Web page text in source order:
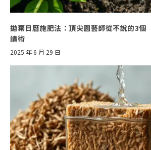
拋棄日曆施肥法：頂尖園藝師從不說的3個
讀術
2025 年 6 月 29 日